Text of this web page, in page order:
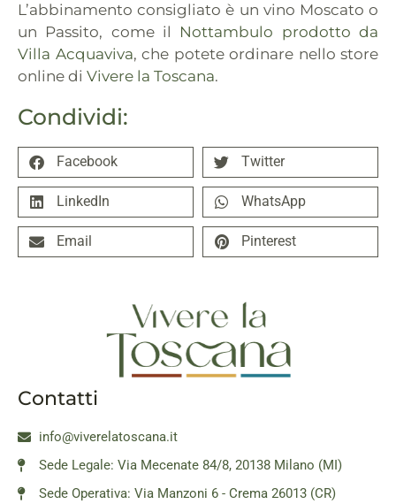
Condividi:
Facebook Twitter
LinkedIn WhatsApp
Email Pinterest
L’abbinamento consigliato è un vino Moscato o
un Passito, come il Nottambulo prodotto da
Villa Acquaviva, che potete ordinare nello store
online di Vivere la Toscana.
Contatti
info@viverelatoscana.it
Sede Legale: Via Mecenate 84/8, 20138 Milano (MI)
Sede Operativa: Via Manzoni 6 - Crema 26013 (CR)